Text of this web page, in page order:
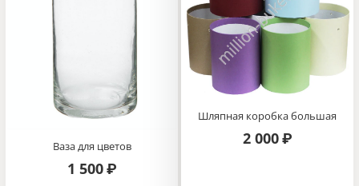
Ваза для цветов
1 500 ₽
Шляпная коробка большая
2 000 ₽